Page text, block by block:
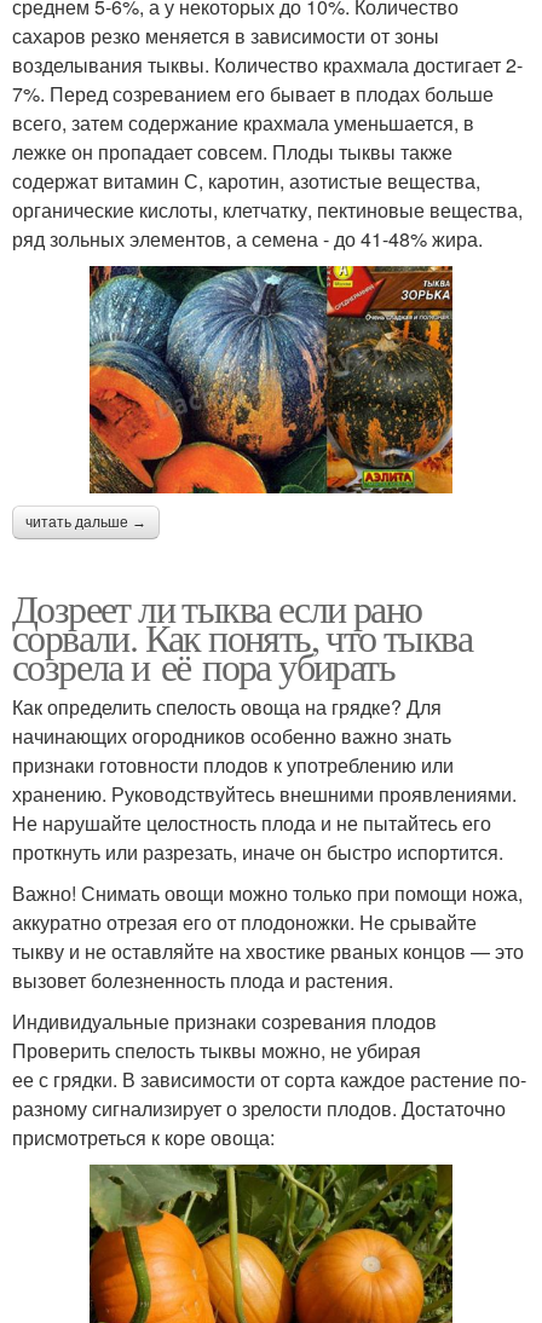
среднем 5-6%, а у некоторых до 10%. Количество
сахаров резко меняется в зависимости от зоны
возделывания тыквы. Количество крахмала достигает 2-
7%. Перед созреванием его бывает в плодах больше
всего, затем содержание крахмала уменьшается, в
лежке он пропадает совсем. Плоды тыквы также
содержат витамин С, каротин, азотистые вещества,
органические кислоты, клетчатку, пектиновые вещества,
ряд зольных элементов, а семена - до 41-48% жира.
читать дальше →
Дозреет ли тыква если рано
сорвали. Как понять, что тыква
созрела и её пора убирать
Как определить спелость овоща на грядке? Для
начинающих огородников особенно важно знать
признаки готовности плодов к употреблению или
хранению. Руководствуйтесь внешними проявлениями.
Не нарушайте целостность плода и не пытайтесь его
проткнуть или разрезать, иначе он быстро испортится.
Важно! Снимать овощи можно только при помощи ножа,
аккуратно отрезая его от плодоножки. Не срывайте
тыкву и не оставляйте на хвостике рваных концов — это
вызовет болезненность плода и растения.
Индивидуальные признаки созревания плодов
Проверить спелость тыквы можно, не убирая
ее с грядки. В зависимости от сорта каждое растение по-
разному сигнализирует о зрелости плодов. Достаточно
присмотреться к коре овоща: